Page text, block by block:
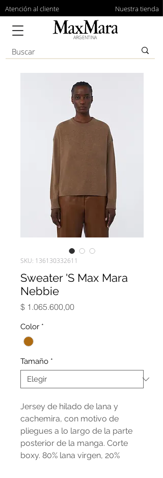
Atención al cliente Nuestra tienda
ARGENTINA
SKU: 136130332611
Sweater 'S Max Mara
Nebbie
$ 1.065.600,00Precio
Color *
Tamaño *
Jersey de hilado de lana y
cachemira, con motivo de
pliegues a lo largo de la parte
posterior de la manga. Corte
boxy. 80% lana virgen, 20%